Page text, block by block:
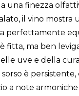
una finezza
il vino mostra
perfettamente
fitta, ma ben
uve e della
sorso è
a note